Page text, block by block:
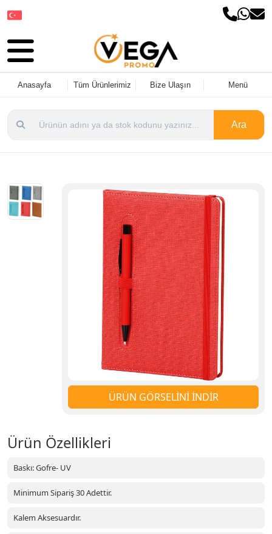
Anasayfa Tüm Ürünlerimiz Bize Ulaşın Menü
Ara
ÜRÜN GÖRSELİNİ İNDİR
Ürün Özellikleri
Baskı: Gofre- UV
Minimum Sipariş 30 Adettir.
Kalem Aksesuardır.